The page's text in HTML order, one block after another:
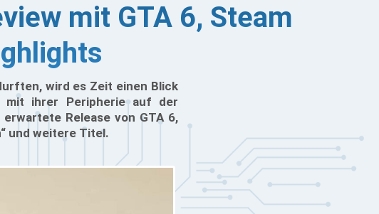
mit GTA 6, Steam
wird es Zeit einen Blick
mit ihrer Peripherie auf der
Release von GTA 6,
und weitere Titel.